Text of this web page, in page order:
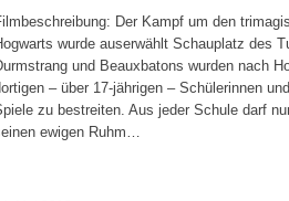
Der Kampf um den
wurde auserwählt Schauplatz des
und Beauxbatons wurden nach
– über 17-jährigen – Schülerinnen
zu bestreiten. Aus jeder Schule darf
ewigen Ruhm…